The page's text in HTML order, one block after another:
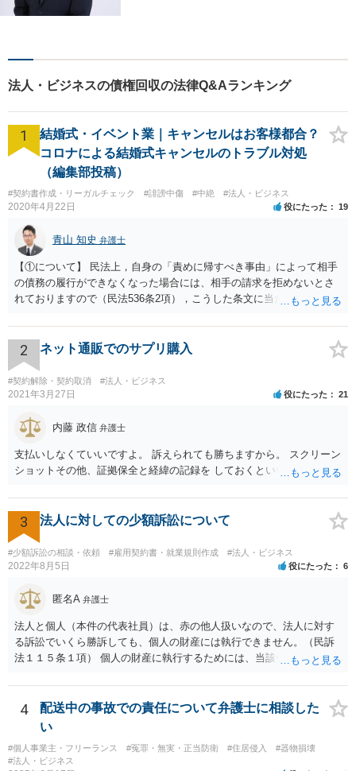
務のお悩みは【弁護士法人ｉ
（アイ）奈良法律事務所】に
おまかせください！
法人・ビジネスの債権回収の法律Q&Aランキング
1
結婚式・イベント業｜キャンセルはお客様都合？
コロナによる結婚式キャンセルのトラブル対処
（編集部投稿）
#契約書作成・リーガルチェック #誹謗中傷 #中絶 #法人・ビジネス
2020年4月22日 役にたった 19
青山 知史 弁護士
【①について】 民法上，自身の「責めに帰すべき事由」によって相手
の債務の履行ができなくなった場合には、相手の請求を拒めないとさ
れておりますので（民法536条2項），こうした条文に当たるかが問題
現在の各宣言や要請は，強制力のあるものではなく，震災等で対象施
設が滅失してしまった場合と異なり，挙式等自体が物理的に不可能に
なったとまではいえないかと思われます。こうした中で，顧客の判断
でキャンセルを申し出たとすれば，形式的には顧客側に帰責性があっ
たといえる可能性は考えられます。 一方で，実質的に考えた場合，集
婚式場等の施設についても，解釈によっては集会に供する施設の1つと
して，休止要請の対象と考える余地はあるかと思われます。 こうした
解釈を採った場合，強制力はないまでも，事実上挙式等の実施が困難
となる外部的要因があったとして，顧客の「責めに帰すべき事由」が
め，安易に請求ができると考えるのは危険かと思われます。 なお，仮
に全額の請求が不可能となっても，これまでに生じた費用や打合せ相
当分の報酬の範囲であれば，中途終了時の委任事務への報酬請求や不
当利得返還請求として，支払いを求められる可能性はあるかと思われ
えない場合，基本的には代理人を介した交渉や，法的手続きを取るこ
確実に認められる事案ではないと思われるため，法的手続きまでは行
わず，協議によって適切な範囲での支払いに関する合意を目指す方が
良いかと思われます。 【③について】 事実か否かにかかわらず，相手
は，発信者自身の情報の開示を受けた上で，発進した当人に対する損
害賠償請求等を行うことも可能です。
2 ネット通販でのサプリ購入
#契約解除・契約取消 #法人・ビジネス
2021年3月27日 役にたった 21
内藤 政信 弁護士
支払いしなくていいですよ。 訴えられても勝ちますから。 スクリーン
ショットその他、証拠保全と経緯の記録を しておくといいでしょう。
3 法人に対しての少額訴訟について
#少額訴訟の相談・依頼 #雇用契約書・就業規則作成 #法人・ビジネス
2022年8月5日 役にたった 6
匿名A 弁護士
法人と個人（本件の代表社員）は、赤の他人扱いなので、法人に対す
る訴訟でいくら勝訴しても、個人の財産には執行できません。（民訴
法１１５条１項） 個人の財産に執行するためには、当該個人に対して
ります。貴殿が被告になった場合は、「彼氏」の干渉を受けずに応訴
することができます。「彼女」氏は、故意又は重過失を立証する必要
があります。 なお、仮に会社法４２９条の責任が認められ敗訴した場
３０条）。「彼女」氏は、５０万円の範囲内でどちらにいくら請求し
てもよく、支払った人はその半額をもう一人の代表社員に請求（求
4
配送中の事故での責任について弁護士に相談した
い
#個人事業主・フリーランス #冤罪・無実・正当防衛 #住居侵入
#器物損壊
#法人・ビジネス